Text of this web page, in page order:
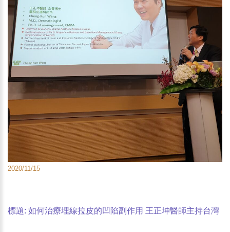
2020/11/15
標題: 如何治療埋線拉皮的凹陷副作用 王正坤醫師主持台灣